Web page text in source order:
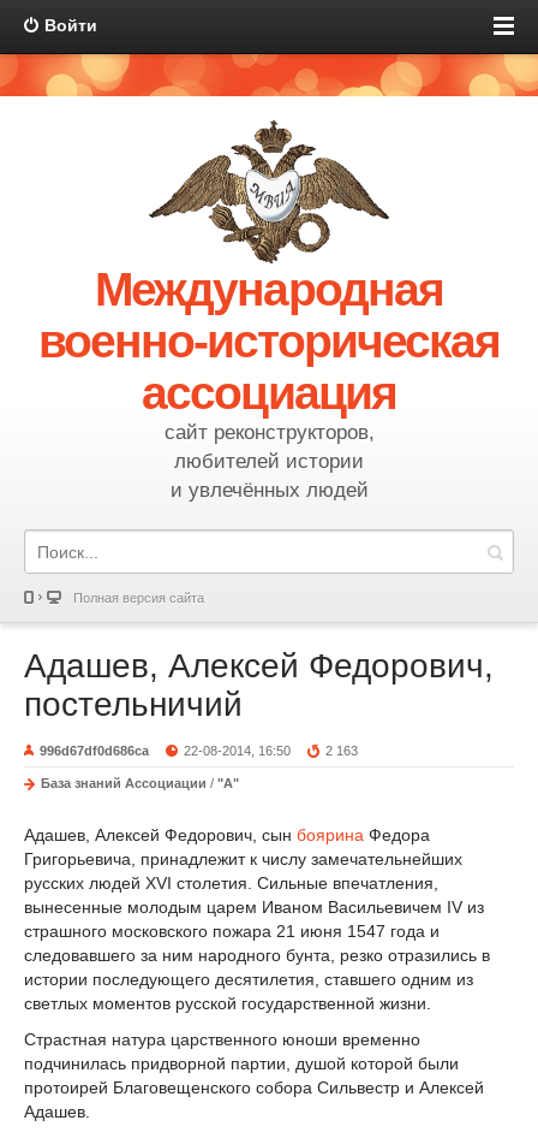
Войти
Международная
военно-историческая
ассоциация
сайт реконструкторов,
любителей истории
и увлечённых людей
Полная версия сайта
Адашев, Алексей Федорович,
постельничий
996d67df0d686ca 22-08-2014, 16:50 2 163
База знаний Ассоциации / "А"
Адашев, Алексей Федорович, сын боярина Федора
Григорьевича, принадлежит к числу замечательнейших
русских людей XVI столетия. Сильные впечатления,
вынесенные молодым царем Иваном Васильевичем IV из
страшного московского пожара 21 июня 1547 года и
следовавшего за ним народного бунта, резко отразились в
истории последующего десятилетия, ставшего одним из
светлых моментов русской государственной жизни.
Страстная натура царственного юноши временно
подчинилась придворной партии, душой которой были
протоирей Благовещенского собора Сильвестр и Алексей
Адашев.